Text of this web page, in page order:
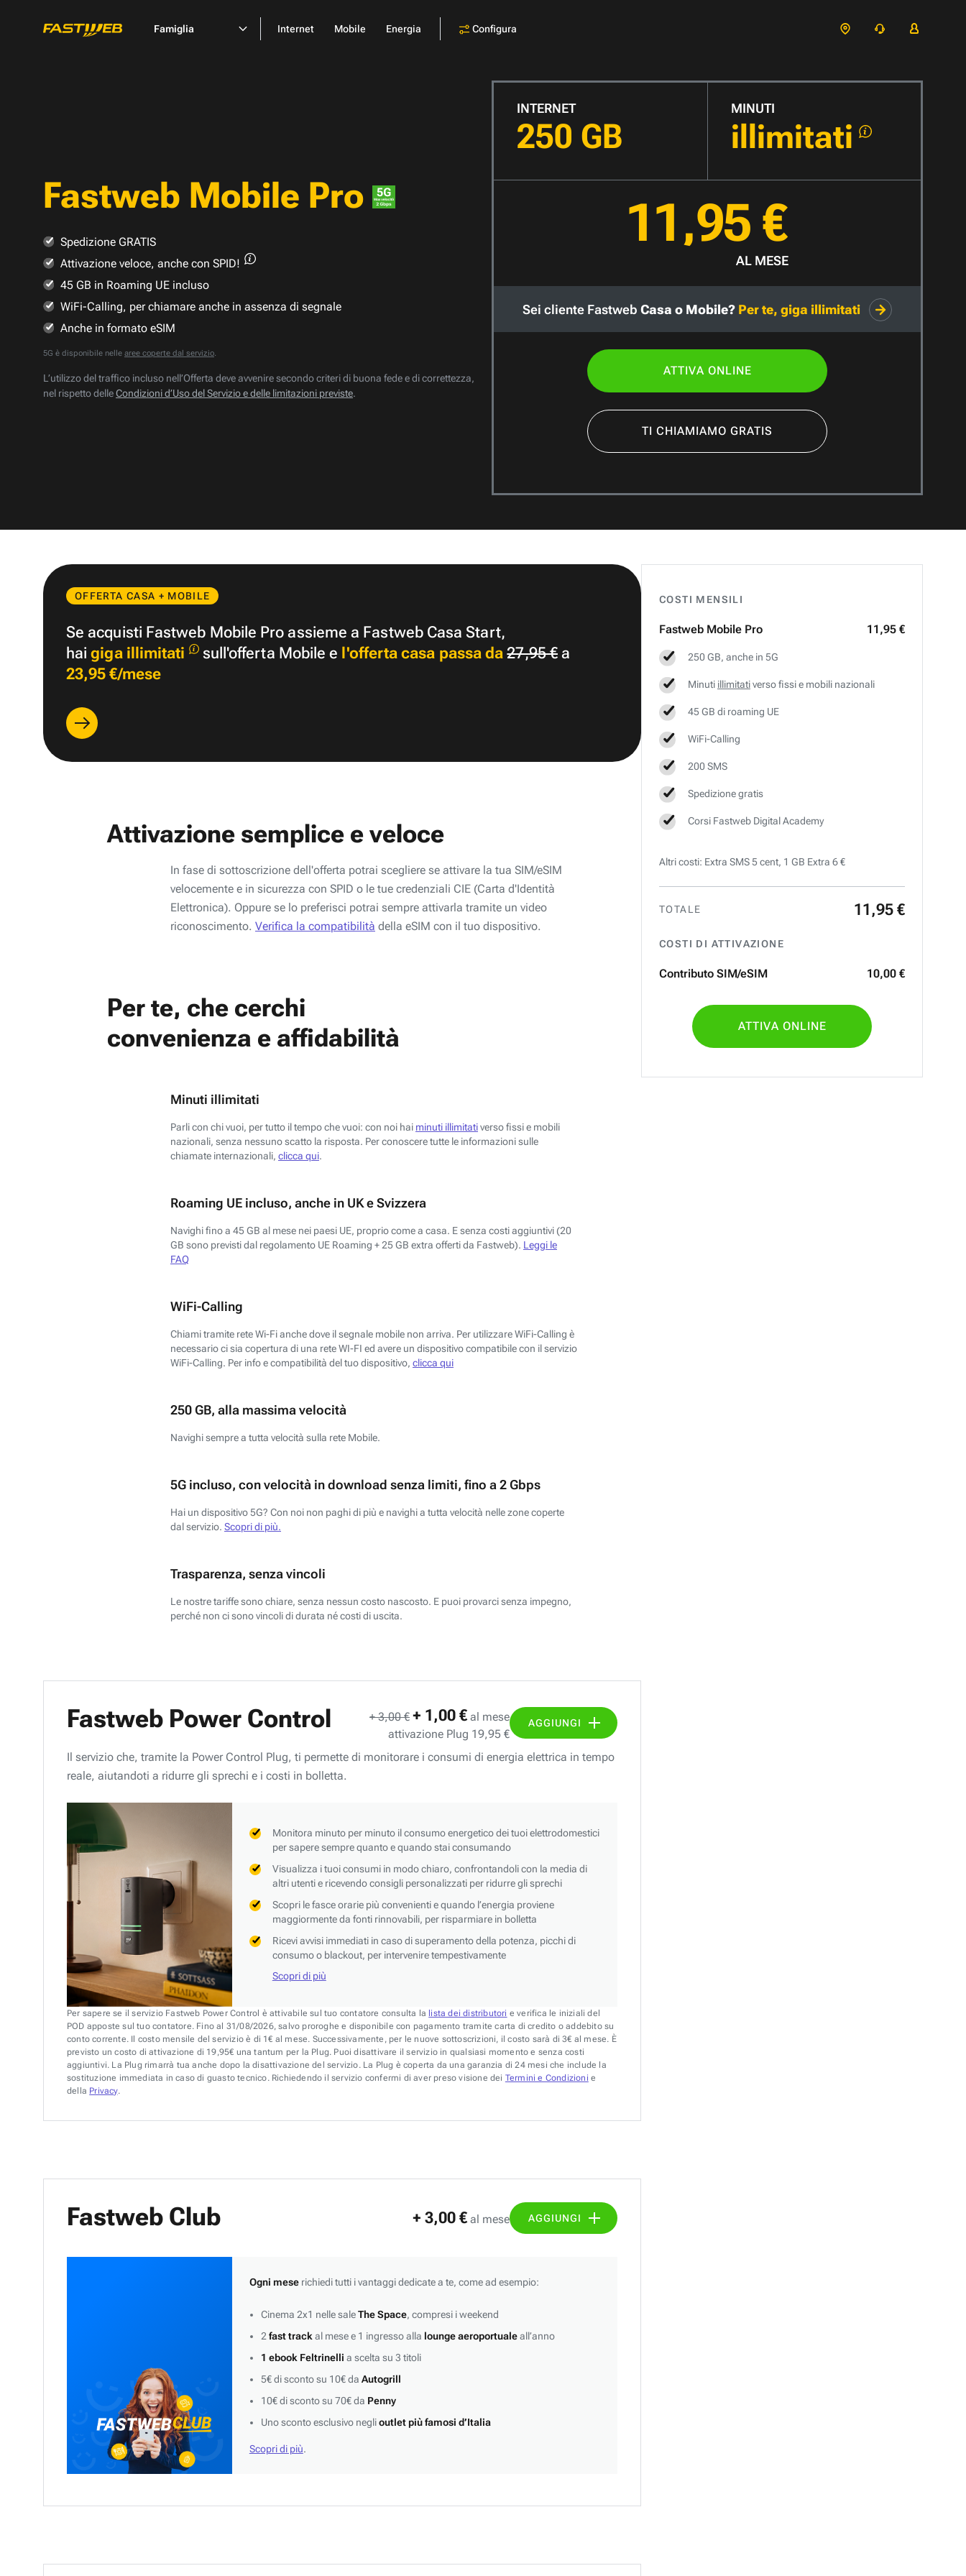
Famiglia Internet Mobile Energia Configura
Fastweb Mobile Pro
INTERNET
250 GB
MINUTI
illimitati
11,95 €
AL MESE
Sei cliente Fastweb Casa o Mobile? Per te, giga illimitati
ATTIVA ONLINE
TI CHIAMIAMO GRATIS
Spedizione GRATIS
Attivazione veloce, anche con SPID!
45 GB in Roaming UE incluso
WiFi-Calling, per chiamare anche in assenza di segnale
Anche in formato eSIM
5G è disponibile nelle aree coperte dal servizio.
L’utilizzo del traffico incluso nell’Offerta deve avvenire secondo criteri di buona fede e di correttezza,
nel rispetto delleCondizioni d’Uso del Servizio e delle limitazioni previste.
COSTI MENSILI
Fastweb Mobile Pro 11,95 €
250 GB, anche in 5G
Minuti illimitativerso fissi e mobili nazionali
45 GB di roaming UE
WiFi-Calling
200 SMS
Spedizione gratis
Corsi Fastweb Digital Academy
Altri costi: Extra SMS 5 cent, 1 GB Extra 6 €
TOTALE 11 ,95 €
COSTI DI ATTIVAZIONE
Contributo SIM/eSIM 10,00 €
ATTIVA ONLINE
OFFERTA CASA + MOBILE
Se acquisti Fastweb Mobile Pro assieme a Fastweb Casa Start,
haigiga illimitati sull'offerta Mobile e l'offerta casa passa da 27,95 €a
23,95 €/mese
Attivazione semplice e veloce
In fase di sottoscrizione dell'offerta potrai scegliere se attivare la tua SIM/eSIM
velocemente e in sicurezza con SPID o le tue credenziali CIE (Carta d'Identità
Elettronica). Oppure se lo preferisci potrai sempre attivarla tramite un video
riconoscimento. Verifica la compatibilità della eSIM con il tuo dispositivo.
Per te, che cerchi
convenienza e affidabilità
Minuti illimitati
Parli con chi vuoi, per tutto il tempo che vuoi: con noi hai minuti illimitativerso fissi e mobili
nazionali, senza nessuno scatto la risposta. Per conoscere tutte le informazioni sulle
chiamate internazionali, clicca qui.
Roaming UE incluso, anche in UK e Svizzera
Navighi fino a 45 GB al mese nei paesi UE, proprio come a casa. E senza costi aggiuntivi (20
GB sono previsti dal regolamento UE Roaming + 25 GB extra offerti da Fastweb). Leggi le
FAQ
WiFi-Calling
Chiami tramite rete Wi-Fi anche dove il segnale mobile non arriva. Per utilizzare WiFi-Calling è
necessario ci sia copertura di una rete WI-FI ed avere un dispositivo compatibile con il servizio
WiFi-Calling. Per info e compatibilità del tuo dispositivo, clicca qui
250 GB, alla massima velocità
Navighi sempre a tutta velocità sulla rete Mobile.
5G incluso, con velocità in download senza limiti, fino a 2 Gbps
Hai un dispositivo 5G? Con noi non paghi di più e navighi a tutta velocità nelle zone coperte
dal servizio. Scopri di più.
Trasparenza, senza vincoli
Le nostre tariffe sono chiare, senza nessun costo nascosto. E puoi provarci senza impegno,
perché non ci sono vincoli di durata né costi di uscita.
Fastweb Power Control + 3,00 € + 1,00 € al mese
attivazione Plug 19,95 €
AGGIUNGI
Il servizio che, tramite la Power Control Plug, ti permette di monitorare i consumi di energia elettrica in tempo
reale, aiutandoti a ridurre gli sprechi e i costi in bolletta.
Monitora minuto per minuto il consumo energetico dei tuoi elettrodomestici
per sapere sempre quanto e quando stai consumando
Visualizza i tuoi consumi in modo chiaro, confrontandoli con la media di
altri utenti e ricevendo consigli personalizzati per ridurre gli sprechi
Scopri le fasce orarie più convenienti e quando l’energia proviene
maggiormente da fonti rinnovabili, per risparmiare in bolletta
Ricevi avvisi immediati in caso di superamento della potenza, picchi di
consumo o blackout, per intervenire tempestivamente
Scopri di più
Per sapere se il servizio Fastweb Power Control è attivabile sul tuo contatore consulta la lista dei distributori e verifica le iniziali del
POD apposte sul tuo contatore. Fino al 31/08/2026, salvo proroghe e disponibile con pagamento tramite carta di credito o addebito su
conto corrente. Il costo mensile del servizio è di 1€ al mese. Successivamente, per le nuove sottoscrizioni, il costo sarà di 3€ al mese. È
previsto un costo di attivazione di 19,95€ una tantum per la Plug. Puoi disattivare il servizio in qualsiasi momento e senza costi
aggiuntivi. La Plug rimarrà tua anche dopo la disattivazione del servizio. La Plug è coperta da una garanzia di 24 mesi che include la
sostituzione immediata in caso di guasto tecnico. Richiedendo il servizio confermi di aver preso visione dei Termini e Condizioni e
della Privacy.
Fastweb Club + 3,00 € al mese AGGIUNGI
Ogni meserichiedi tutti i vantaggi dedicate a te, come ad esempio:
Cinema 2x1 nelle saleThe Space, compresi i weekend
2 fast track al mese e 1 ingresso alla lounge aeroportualeall’anno
1 ebook Feltrinelli a scelta su 3 titoli
5€ di sconto su 10€ da Autogrill
10€ di sconto su 70€ da Penny
Uno sconto esclusivo neglioutlet più famosi d’Italia
Scopri di più.